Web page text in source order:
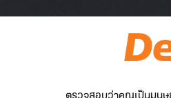
ตรวจสอบว่าคุณเป็นมนุษ